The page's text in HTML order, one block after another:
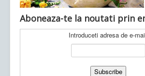
Aboneaza-te la noutati prin
Introduceti adresa de e-